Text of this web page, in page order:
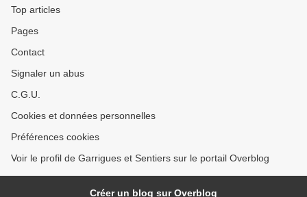
Top articles
Pages
Contact
Signaler un abus
C.G.U.
Cookies et données personnelles
Préférences cookies
Voir le profil de Garrigues et Sentiers sur le portail Overblog
Créer un blog sur Overblog